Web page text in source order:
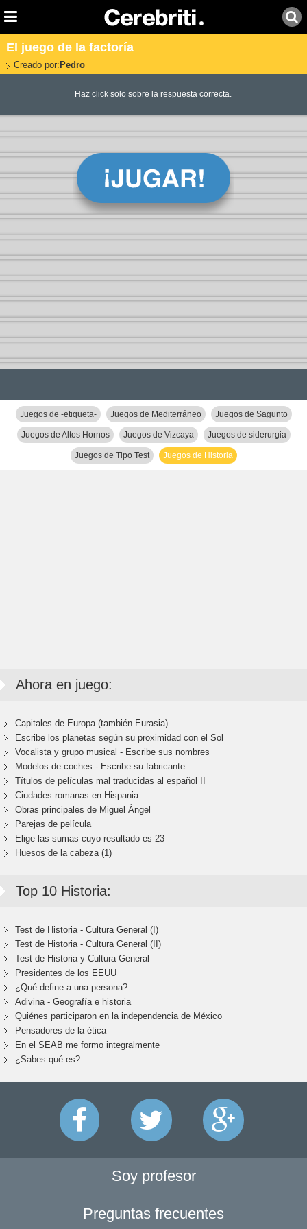
El juego de la factoría
Creado por: Pedro
Haz click solo sobre la respuesta correcta.
Juegos de -etiqueta- Juegos de Mediterráneo Juegos de Sagunto
Juegos de Altos Hornos Juegos de Vizcaya Juegos de siderurgia
Juegos de Tipo Test Juegos de Historia
Ahora en juego:
Capitales de Europa (también Eurasia)
Escribe los planetas según su proximidad con el Sol
Vocalista y grupo musical - Escribe sus nombres
Modelos de coches - Escribe su fabricante
Títulos de películas mal traducidas al español II
Ciudades romanas en Hispania
Obras principales de Miguel Ángel
Parejas de película
Elige las sumas cuyo resultado es 23
Huesos de la cabeza (1)
Top 10 Historia:
Test de Historia - Cultura General (I)
Test de Historia - Cultura General (II)
Test de Historia y Cultura General
Presidentes de los EEUU
¿Qué define a una persona?
Adivina - Geografía e historia
Quiénes participaron en la independencia de México
Pensadores de la ética
En el SEAB me formo integralmente
¿Sabes qué es?
Soy profesor
Preguntas frecuentes